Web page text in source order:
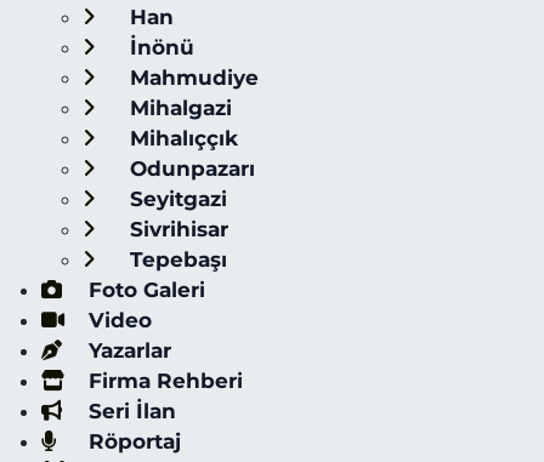
Han
İnönü
Mahmudiye
Mihalgazi
Mihalıççık
Odunpazarı
Seyitgazi
Sivrihisar
Tepebaşı
Foto Galeri
Video
Yazarlar
Firma Rehberi
Seri İlan
Röportaj